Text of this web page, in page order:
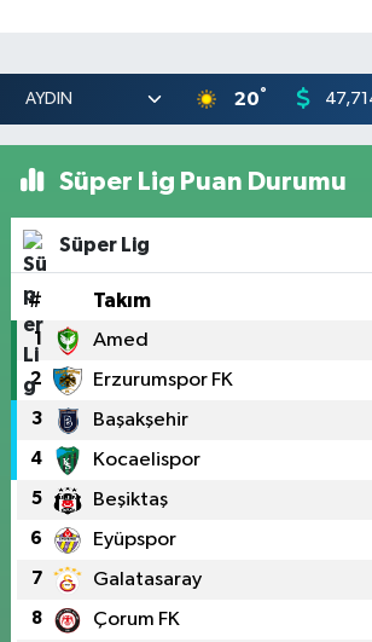
20°
Süper Lig Puan Durumu
Süper Lig
# Takım
1 Amed
2 Erzurumspor FK
3 Başakşehir
4 Kocaelispor
5 Beşiktaş
6 Eyüpspor
7 Galatasaray
8 Çorum FK